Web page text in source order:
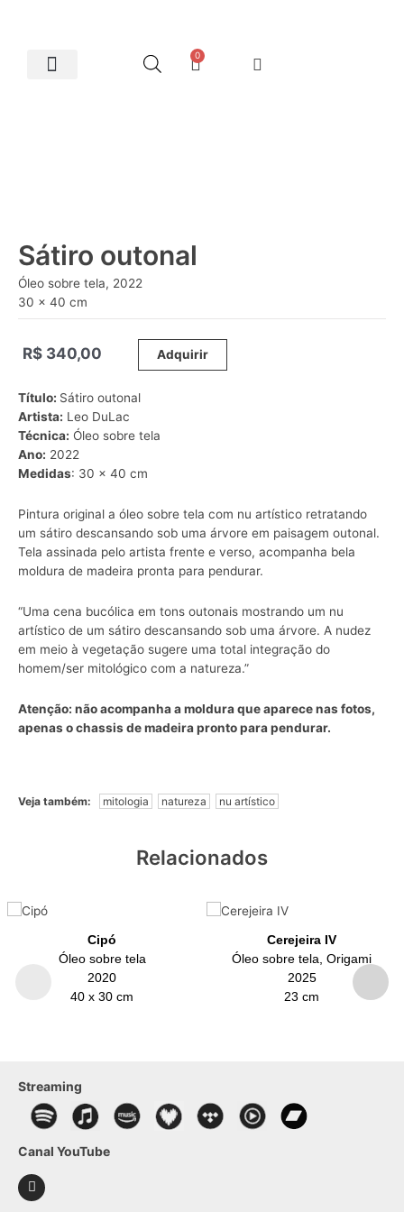
0
Sátiro outonal
Óleo sobre tela, 2022
30 x 40 cm
R$ 340,00 Adquirir
Título: Sátiro outonal
Artista: Leo DuLac
Técnica: Óleo sobre tela
Ano: 2022
Medidas: 30 x 40 cm
Pintura original a óleo sobre tela com nu artístico retratando
um sátiro descansando sob uma árvore em paisagem outonal.
Tela assinada pelo artista frente e verso, acompanha bela
moldura de madeira pronta para pendurar.
“Uma cena bucólica em tons outonais mostrando um nu
artístico de um sátiro descansando sob uma árvore. A nudez
em meio à vegetação sugere uma total integração do
homem/ser mitológico com a natureza.”
Atenção: não acompanha a moldura que aparece nas fotos,
apenas o chassis de madeira pronto para pendurar.
Veja também: mitologia natureza nu artístico
Relacionados
Cipó
Óleo sobre tela
2020
40 x 30 cm
Cerejeira IV
Óleo sobre tela, Origami
2025
23 cm
Streaming
Canal YouTube